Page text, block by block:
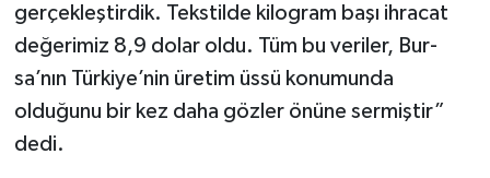
gerçekleştirdik. Tekstilde kilogram başı ihracat
değerimiz 8,9 do­lar oldu. Tüm bu veriler, Bur­
sa’nın Türkiye’nin üretim üssü konumunda
olduğunu bir kez daha gözler önüne sermiştir”
dedi.